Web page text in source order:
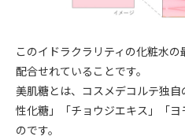
このイドラクラリティの化粧水
配合せれていることです。
美肌糖とは、コスメデコルテ独
性化糖」「チョウジエキス」「
のです。